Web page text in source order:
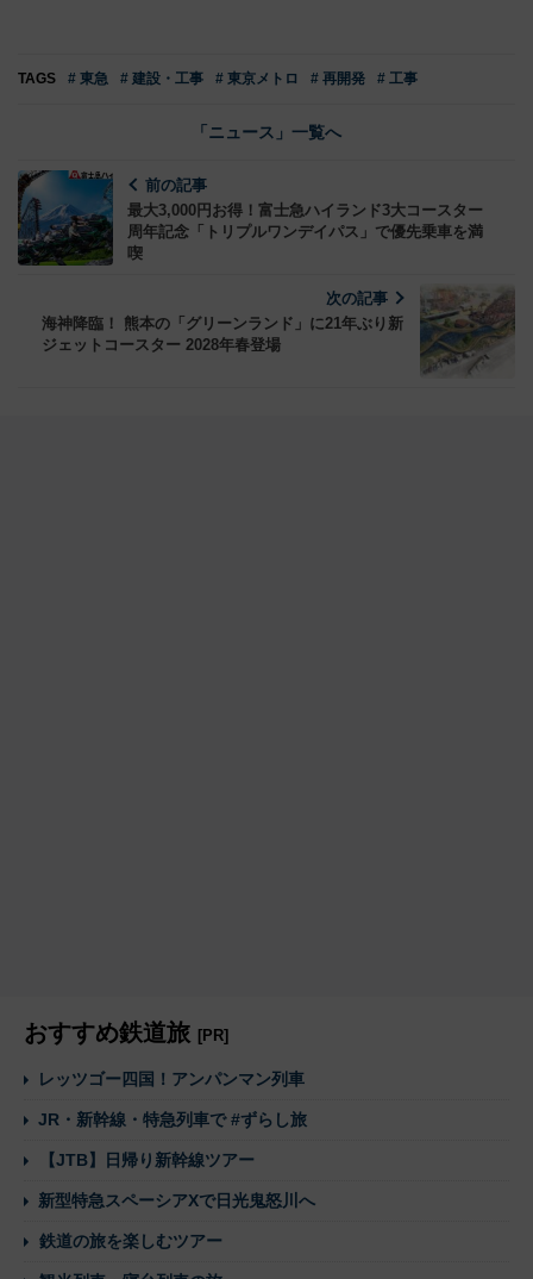
TAGS # 東急 # 建設・工事 # 東京メトロ # 再開発 # 工事
「ニュース」一覧へ
前の記事
最大3,000円お得！富士急ハイランド3大コースター
周年記念「トリプルワンデイパス」で優先乗車を満
喫
次の記事
海神降臨！ 熊本の「グリーンランド」に21年ぶり新
ジェットコースター 2028年春登場
おすすめ鉄道旅 [PR]
レッツゴー四国！アンパンマン列車
JR・新幹線・特急列車で #ずらし旅
【JTB】日帰り新幹線ツアー
新型特急スペーシアXで日光鬼怒川へ
鉄道の旅を楽しむツアー